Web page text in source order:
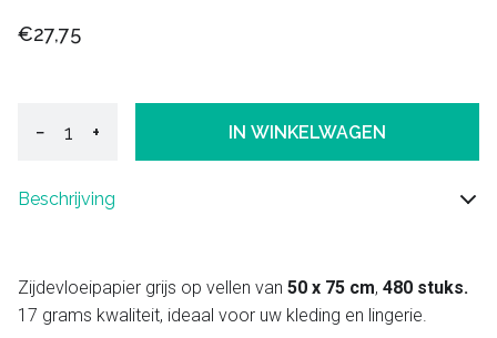
€27,75
− + IN WINKELWAGEN
Beschrijving
Zijdevloeipapier grijs op vellen van 50 x 75 cm, 480 stuks.
17 grams kwaliteit, ideaal voor uw kleding en lingerie.